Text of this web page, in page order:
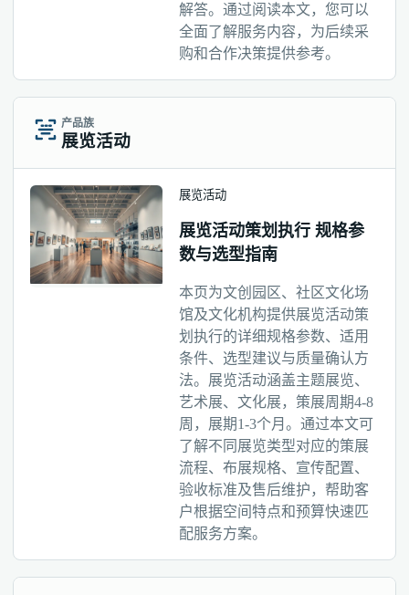
解答。通过阅读本文，您可以
全面了解服务内容，为后续采
购和合作决策提供参考。
产品族
展览活动
展览活动
展览活动策划执行 规格参
数与选型指南
本页为文创园区、社区文化场
馆及文化机构提供展览活动策
划执行的详细规格参数、适用
条件、选型建议与质量确认方
法。展览活动涵盖主题展览、
艺术展、文化展，策展周期4-8
周，展期1-3个月。通过本文可
了解不同展览类型对应的策展
流程、布展规格、宣传配置、
验收标准及售后维护，帮助客
户根据空间特点和预算快速匹
配服务方案。